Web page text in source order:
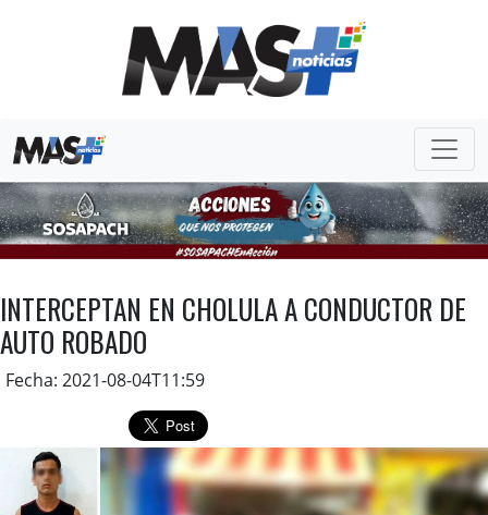
INTERCEPTAN EN CHOLULA A CONDUCTOR DE
AUTO ROBADO
Fecha: 2021-08-04T11:59